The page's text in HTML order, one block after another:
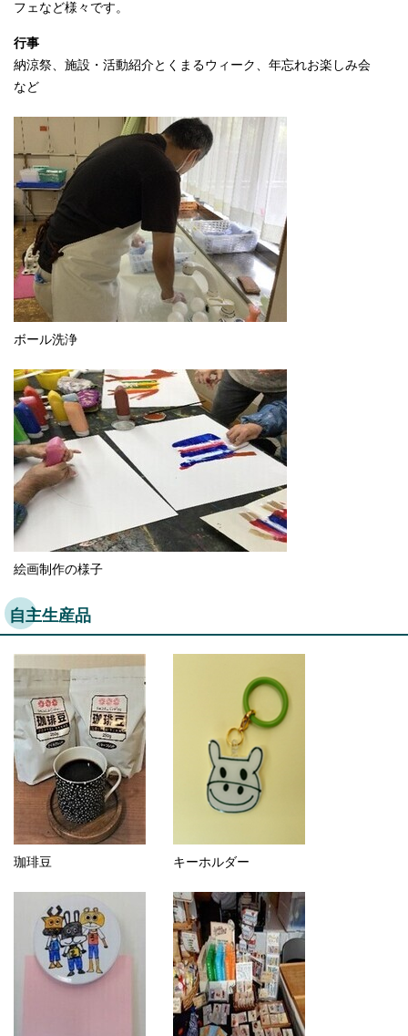
フェなど様々です。
行事
納涼祭、施設・活動紹介とくまるウィーク、年忘れお楽しみ会
など
ボール洗浄
絵画制作の様子
自主生産品
珈琲豆 キーホルダー